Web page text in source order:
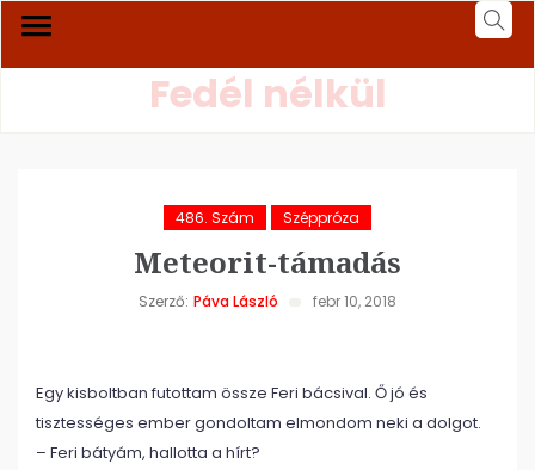
Fedél nélkül
486. Szám Széppróza
Meteorit-támadás
Szerző: Páva László febr 10, 2018
Egy kisboltban futottam össze Feri bácsival. Ő jó és
tisztességes ember gondoltam elmondom neki a dolgot.
– Feri bátyám, hallotta a hírt?